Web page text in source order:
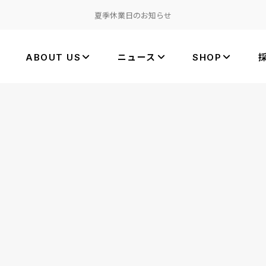
夏季休業日のお知らせ
ABOUT US ニュース SHOP